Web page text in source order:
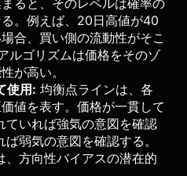
ると、そのレベルは確率の
。例えば、20日高値が40
合、買い側の流動性がそこ
ルゴリズムは価格をそのゾ
が高い。
使用: 均衡点ラインは、各
値を表す。価格が一貫して
ていれば強気の意図を確認
弱気の意図を確認する。
、方向性バイアスの潜在的